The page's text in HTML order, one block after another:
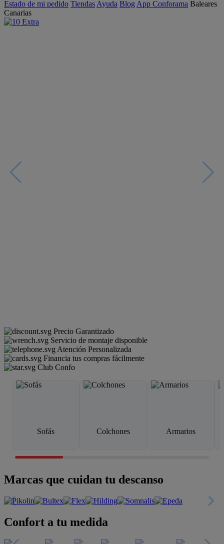
Estado de mi pedido Tiendas Ayuda Blog App Conforama Baleares
Canarias
Precio Garantizado
Servicio de montaje disponible
Atención Personalizada
Financia tus compras fácilmente
Club Confo
Sofás Colchones Armarios
Marcas que cuidan tu descanso
Confort a tu medida